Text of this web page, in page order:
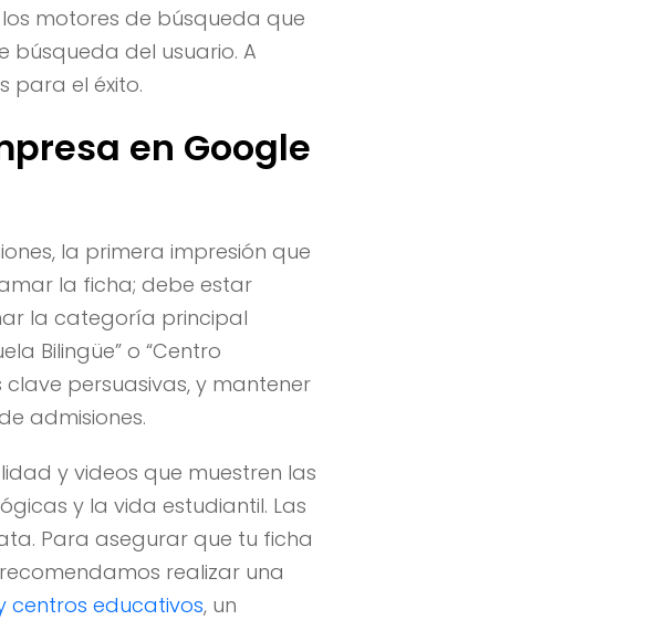
motores de búsqueda que
búsqueda del usuario. A
para el éxito.
en Google
la primera impresión que
la ficha; debe estar
la categoría principal
Bilingüe” o “Centro
persuasivas, y mantener
admisiones.
y videos que muestren las
y la vida estudiantil. Las
Para asegurar que tu ficha
realizar una
centros educativos, un